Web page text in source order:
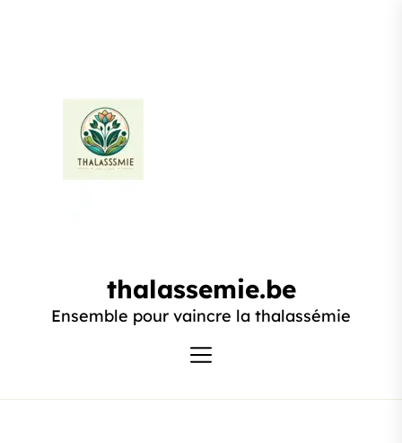
thalassemie.be
thalassemie.be
Ensemble pour vaincre la thalassémie